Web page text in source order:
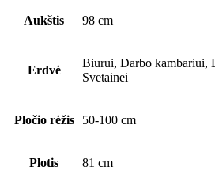
Aukštis 98 cm
Erdvė
Biurui, Darbo kambariui,
Svetainei
Pločio rėžis 50-100 cm
Plotis 81 cm